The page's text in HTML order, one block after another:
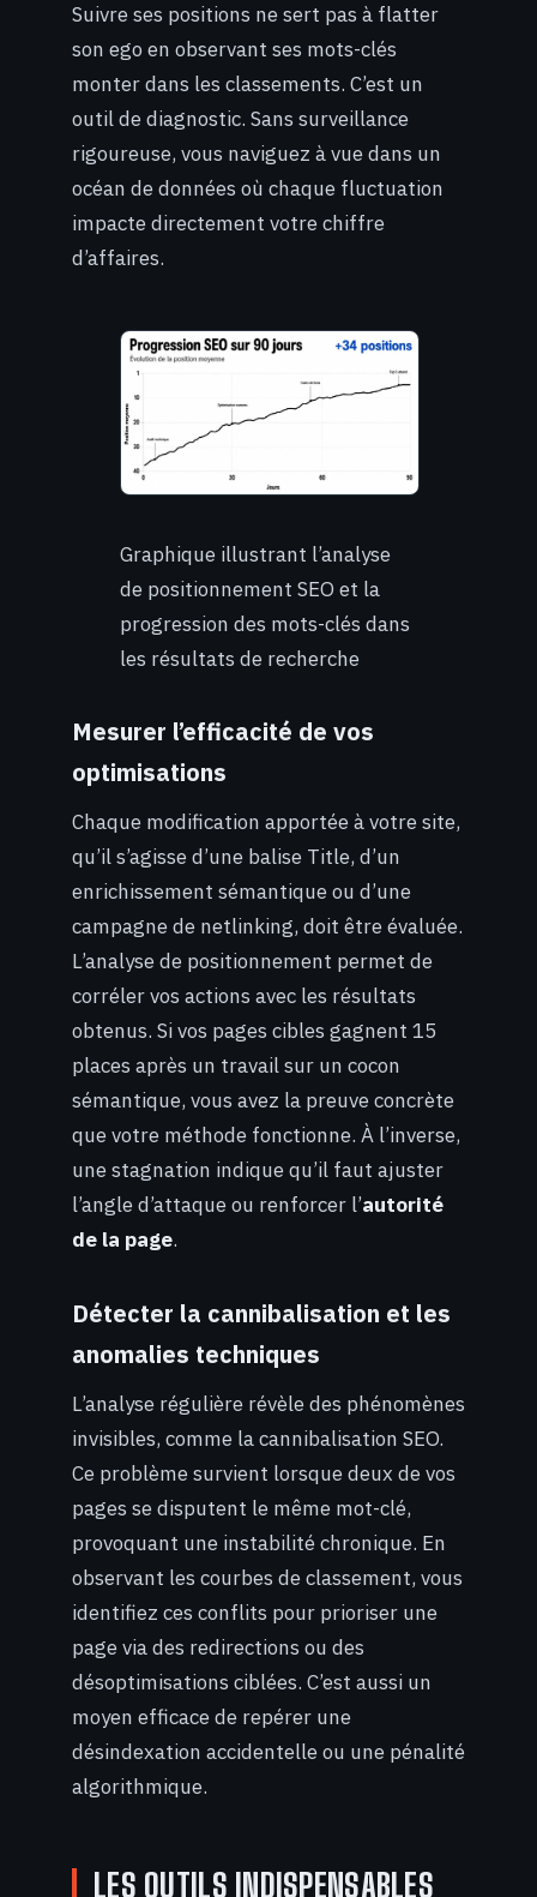
Suivre ses positions ne sert pas à flatter
son ego en observant ses mots-clés
monter dans les classements. C’est un
outil de diagnostic. Sans surveillance
rigoureuse, vous naviguez à vue dans un
océan de données où chaque fluctuation
impacte directement votre chiffre
d’affaires.
Graphique illustrant l’analyse
de positionnement SEO et la
progression des mots-clés dans
les résultats de recherche
Mesurer l’efficacité de vos
optimisations
Chaque modification apportée à votre site,
qu’il s’agisse d’une balise Title, d’un
enrichissement sémantique ou d’une
campagne de netlinking, doit être évaluée.
L’analyse de positionnement permet de
corréler vos actions avec les résultats
obtenus. Si vos pages cibles gagnent 15
places après un travail sur un cocon
sémantique, vous avez la preuve concrète
que votre méthode fonctionne. À l’inverse,
une stagnation indique qu’il faut ajuster
l’angle d’attaque ou renforcer l’autorité
de la page.
Détecter la cannibalisation et les
anomalies techniques
L’analyse régulière révèle des phénomènes
invisibles, comme la cannibalisation SEO.
Ce problème survient lorsque deux de vos
pages se disputent le même mot-clé,
provoquant une instabilité chronique. En
observant les courbes de classement, vous
identifiez ces conflits pour prioriser une
page via des redirections ou des
désoptimisations ciblées. C’est aussi un
moyen efficace de repérer une
désindexation accidentelle ou une pénalité
algorithmique.
LES OUTILS INDISPENSABLES